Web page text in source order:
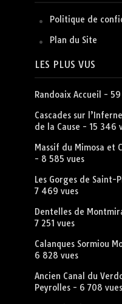
Politique de
Plan du Site
LES PLUS VUS
Randoaix Accueil - 59
Cascades sur
de la Cause - 15 346
Massif du Mimosa et
- 8 585 vues
Les Gorges de
7 469 vues
Dentelles de
7 251 vues
Calanques Sormiou
6 828 vues
Ancien Canal du
Peyrolles- 6 708 vues